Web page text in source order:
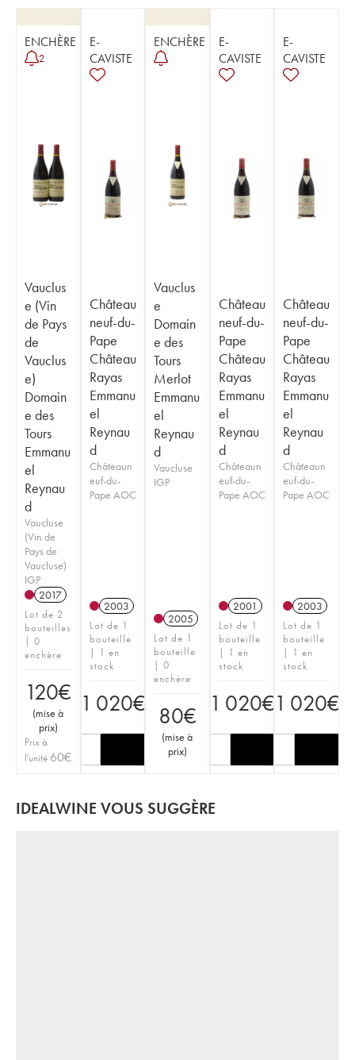
ENCHÈRE
2
Vauclus
e (Vin
de Pays
de
Vauclus
e)
Domain
e des
Tours
Emmanu
el
Reynau
d
Vaucluse
(Vin de
Pays de
Vaucluse)
IGP
2017
Lot de 2
bouteilles
| 0
enchère
120€
(mise à
prix)
Prix à
l'unité 60€
E-
CAVISTE
Château
neuf-du-
Pape
Château
Rayas
Emmanu
el
Reynau
d
Châteaun
euf-du-
Pape AOC
2003
Lot de 1
bouteille
| 1 en
stock
1 020€
ENCHÈRE
Vauclus
e
Domain
e des
Tours
Merlot
Emmanu
el
Reynau
d
Vaucluse
IGP
2005
Lot de 1
bouteille
| 0
enchère
80€
(mise à
prix)
E-
CAVISTE
Château
neuf-du-
Pape
Château
Rayas
Emmanu
el
Reynau
d
Châteaun
euf-du-
Pape AOC
2001
Lot de 1
bouteille
| 1 en
stock
1 020€
E-
CAVISTE
Château
neuf-du-
Pape
Château
Rayas
Emmanu
el
Reynau
d
Châteaun
euf-du-
Pape AOC
2003
Lot de 1
bouteille
| 1 en
stock
1 020€
IDEALWINE VOUS SUGGÈRE